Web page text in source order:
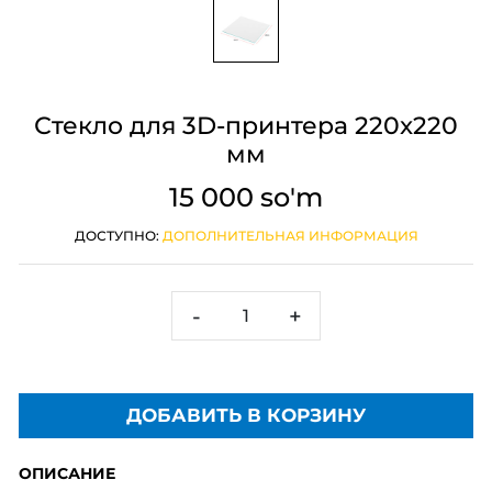
Стекло для 3D-принтера 220x220
мм
15 000 so'm
ДОСТУПНО: ДОПОЛНИТЕЛЬНАЯ ИНФОРМАЦИЯ
- +
ДОБАВИТЬ В КОРЗИНУ
ОПИСАНИЕ